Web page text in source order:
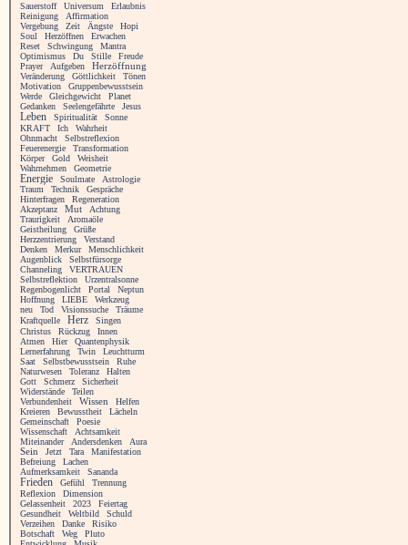
Sauerstoff Universum
Erlaubnis
Reinigung
Affirmation
Vergebung
Zeit Ängste
Hopi
Soul
Herzöffnen
Erwachen
Reset
Schwingung
Mantra
Optimismus
Du Stille
Freude
Prayer
Aufgeben
Herzöffnung
Veränderung
Göttlichkeit
Tönen
Motivation
Gruppenbewusstsein
Werde
Gleichgewicht
Planet
Gedanken
Seelengefährte Jesus
Leben Spiritualität
Sonne
KRAFT
Ich
Wahrheit
Ohnmacht
Selbstreflexion
Feuerenergie
Transformation
Körper
Gold
Weisheit
Wahrnehmen
Geometrie
Energie Soulmate
Astrologie
Traum
Technik
Gespräche
Hinterfragen
Regeneration
Akzeptanz
Mut
Achtung
Traurigkeit
Aromaöle
Geistheilung
Grüße
Herzzentrierung
Verstand
Denken
Merkur
Menschlichkeit
Augenblick
Selbstfürsorge
Channeling
VERTRAUEN
Selbstreflektion
Urzentralsonne
Regenbogenlicht
Portal
Neptun
Hoffnung
LIEBE
Werkzeug
neu
Tod Visionssuche
Träume
Kraftquelle
Herz
Singen
Christus
Rückzug
Innen
Atmen
Hier
Quantenphysik
Lernerfahrung
Twin
Leuchtturm
Saat
Selbstbewusstsein
Ruhe
Naturwesen
Toleranz
Halten
Gott
Schmerz
Sicherheit
Widerstände
Teilen
Verbundenheit
Wissen
Helfen
Kreieren
Bewusstheit
Lächeln
Gemeinschaft
Poesie
Wissenschaft
Achtsamkeit
Miteinander
Andersdenken
Aura
Sein
Jetzt Tara
Manifestation
Befreiung
Lachen
Aufmerksamkeit
Sananda
Frieden Gefühl
Trennung
Reflexion
Dimension
Gelassenheit
2023
Feiertag
Gesundheit
Weltbild
Schuld
Verzeihen
Danke
Risiko
Botschaft
Weg
Pluto